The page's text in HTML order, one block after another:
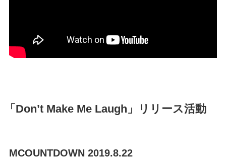
「Don’t Make Me Laugh」リリース活動
MCOUNTDOWN 2019.8.22